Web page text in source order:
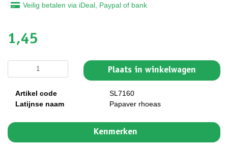
Veilig betalen via iDeal, Paypal of bank
1,45
Plaats in winkelwagen
Artikel code
SL7160
Latijnse naam
Papaver rhoeas
Kenmerken